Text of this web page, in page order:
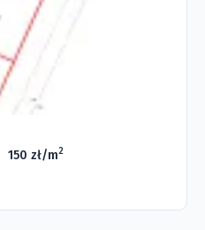
150 zł/m2